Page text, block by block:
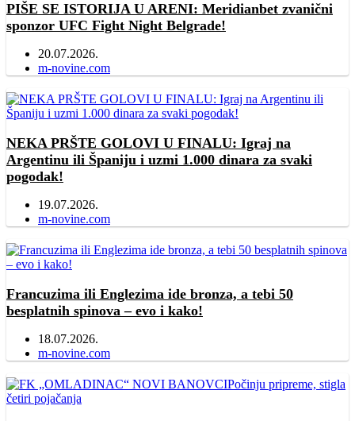
PIŠE SE ISTORIJA U ARENI: Meridianbet zvanični
sponzor UFC Fight Night Belgrade!
20.07.2026.
Author
m-novine.com
NEKA PRŠTE GOLOVI U FINALU: Igraj na
Argentinu ili Španiju i uzmi 1.000 dinara za svaki
pogodak!
19.07.2026.
Author
m-novine.com
Francuzima ili Englezima ide bronza, a tebi 50
besplatnih spinova – evo i kako!
18.07.2026.
Author
m-novine.com